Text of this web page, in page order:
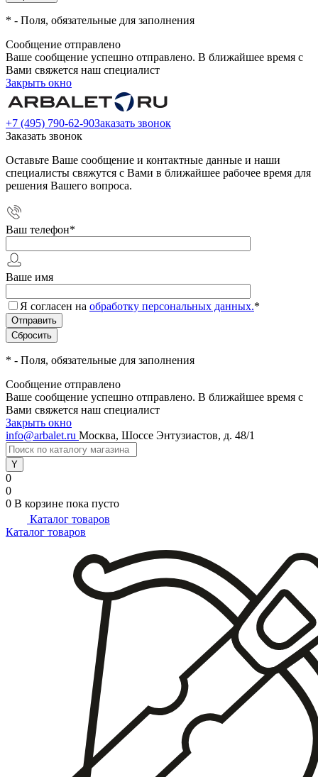
* - Поля, обязательные для заполнения
Сообщение отправлено
Ваше сообщение успешно отправлено. В ближайшее время с
Вами свяжется наш специалист
Закрыть окно
+7 (495) 790-62-90Заказать звонок
Заказать звонок
Оставьте Ваше сообщение и контактные данные и наши
специалисты свяжутся с Вами в ближайшее рабочее время для
решения Вашего вопроса.
Ваш телефон*
Ваше имя
Я согласен на обработку персональных данных.*
* - Поля, обязательные для заполнения
Сообщение отправлено
Ваше сообщение успешно отправлено. В ближайшее время с
Вами свяжется наш специалист
Закрыть окно
info@arbalet.ru Москва, Шоссе Энтузиастов, д. 48/1
0
0
0 В корзине пока пусто
Каталог товаров
Каталог товаров